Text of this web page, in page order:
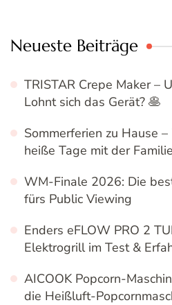
Neueste Beiträge
TRISTAR Crepe Maker –
Lohnt sich das Gerät? 🥞
Sommerferien zu Hause
heiße Tage mit der Familie
WM-Finale 2026: Die
fürs Public Viewing
Enders eFLOW PRO 2
Elektrogrill im Test &
AICOOK Popcorn-
die Heißluft-